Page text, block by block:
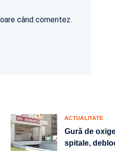
când comentez.
ACTUALITATE
Gură de
spitale,